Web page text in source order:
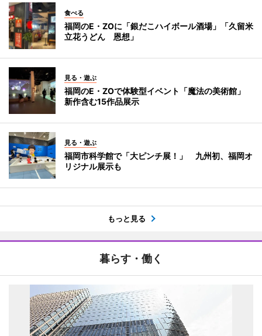
食べる
福岡のE・ZOに「銀だこハイボール酒場」「久留米
立花うどん 恩想」
見る・遊ぶ
福岡のE・ZOで体験型イベント「魔法の美術館」
新作含む15作品展示
見る・遊ぶ
福岡市科学館で「大ピンチ展！」 九州初、福岡オ
リジナル展示も
もっと見る
暮らす・働く